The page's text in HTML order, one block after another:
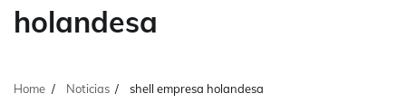
holandesa
Home Noticias shell empresa holandesa